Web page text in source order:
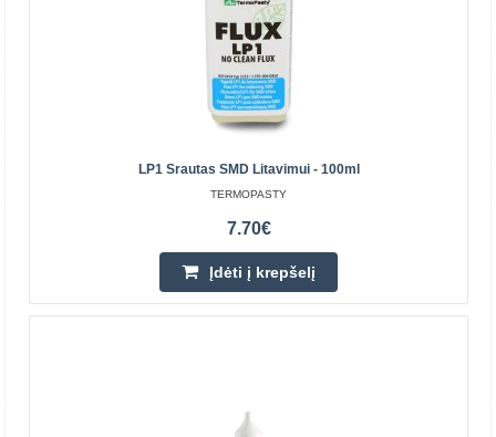
litavimo.Privalumai:Nereikia plautiPo paviršiau padengimo
Parduotuvėje Kaune NĖRA
Įdėti į krepšelį
Pridėti prie pageidavimų sąrašo
LP1 Srautas SMD Litavimui - 100ml
TERMOPASTY
7.70€
Įdėti į krepšelį